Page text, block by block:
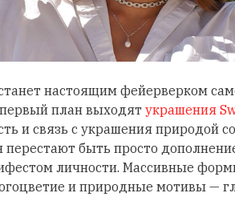
настоящим фейерверком
первый план выходят украшения
и связь с украшения природой
перестают быть просто
личности. Массивные
и природные мотивы —